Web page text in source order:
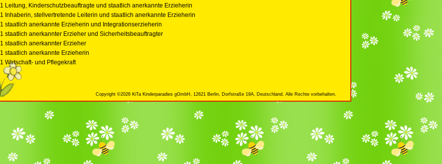
1 Leitung, Kinderschutzbeauftragte und staatlich anerkannte Erzieherin
1 Inhaberin, stellvertretende Leiterin und staatlich anerkannte Erzieherin
1 staatlich anerkannte Erzieherin und Integrationserzieherin
1 staatlich anerkannter Erzieher und Sicherheitsbeauftragter
1 staatlich anerkannter Erzieher
1 staatlich anerkannte Erzieherin
1 Wirtschaft- und Pflegekraft
Copyright ©2026 KiTa Kinderparadies gGmbH, 12621 Berlin, Dorfstraße 19A, Deutschland. Alle Rechte vorbehalten.